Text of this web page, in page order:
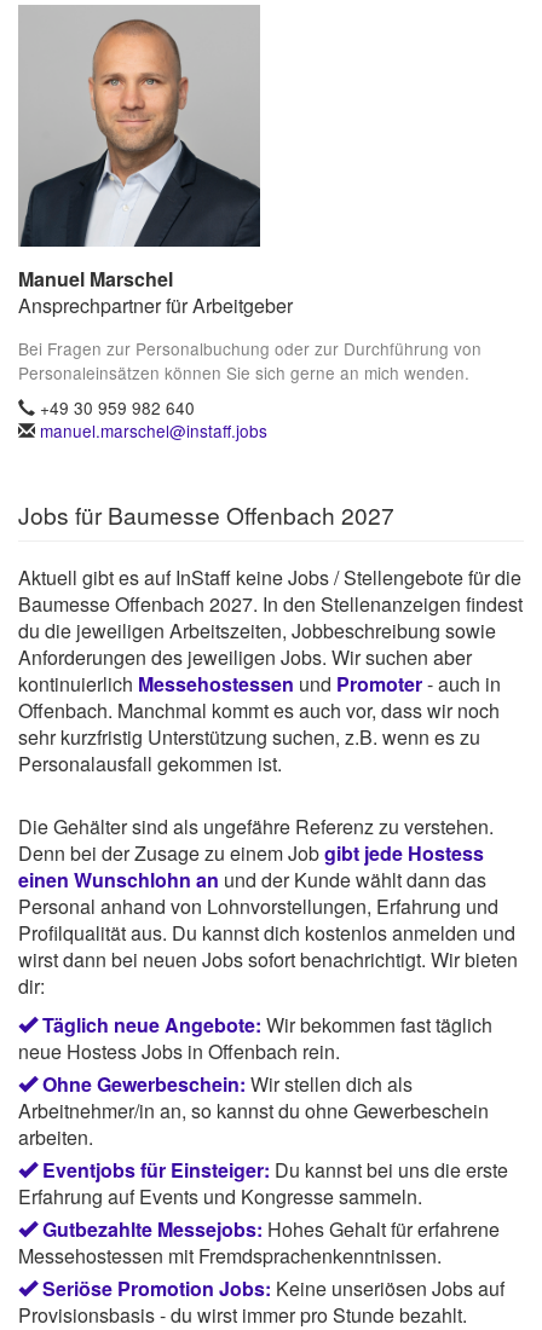
Manuel Marschel
Ansprechpartner für Arbeitgeber
Bei Fragen zur Personalbuchung oder zur Durchführung von
Personaleinsätzen können Sie sich gerne an mich wenden.
+49 30 959 982 640
manuel.marschel@instaff.jobs
Jobs für Baumesse Offenbach 2027
Aktuell gibt es auf InStaff keine Jobs / Stellengebote für die
Baumesse Offenbach 2027. In den Stellenanzeigen findest
du die jeweiligen Arbeitszeiten, Jobbeschreibung sowie
Anforderungen des jeweiligen Jobs. Wir suchen aber
kontinuierlich Messehostessen und Promoter- auch in
Offenbach. Manchmal kommt es auch vor, dass wir noch
sehr kurzfristig Unterstützung suchen, z.B. wenn es zu
Personalausfall gekommen ist.
Die Gehälter sind als ungefähre Referenz zu verstehen.
Denn bei der Zusage zu einem Jobgibt jede Hostess
einen Wunschlohn an und der Kunde wählt dann das
Personal anhand von Lohnvorstellungen, Erfahrung und
Profilqualität aus. Du kannst dich kostenlos anmelden und
wirst dann bei neuen Jobs sofort benachrichtigt. Wir bieten
dir:
Täglich neue Angebote: Wir bekommen fast täglich
neue Hostess Jobs in Offenbach rein.
Ohne Gewerbeschein: Wir stellen dich als
Arbeitnehmer/in an, so kannst du ohne Gewerbeschein
arbeiten.
Eventjobs für Einsteiger: Du kannst bei uns die erste
Erfahrung auf Events und Kongresse sammeln.
Gutbezahlte Messejobs: Hohes Gehalt für erfahrene
Messehostessen mit Fremdsprachenkenntnissen.
Seriöse Promotion Jobs: Keine unseriösen Jobs auf
Provisionsbasis - du wirst immer pro Stunde bezahlt.